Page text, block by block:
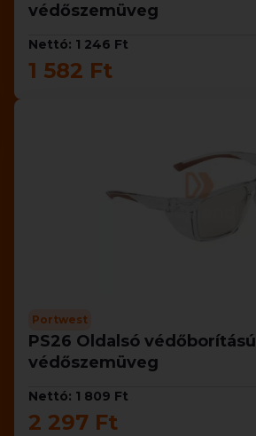
védőszemüveg
Nettó: 1 246 Ft
1 582 Ft
Portwest
PS26 Oldalsó védőborítású
védőszemüveg
Nettó: 1 809 Ft
2 297 Ft